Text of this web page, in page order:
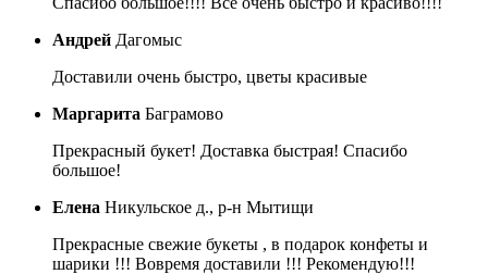
Андрей Дагомыс
Доставили очень быстро, цветы красивые
Маргарита Баграмово
Прекрасный букет! Доставка быстрая! Спасибо
большое!
Елена Никульское д., р-н Мытищи
Прекрасные свежие букеты , в подарок конфеты и
шарики !!! Вовремя доставили !!! Рекомендую!!!